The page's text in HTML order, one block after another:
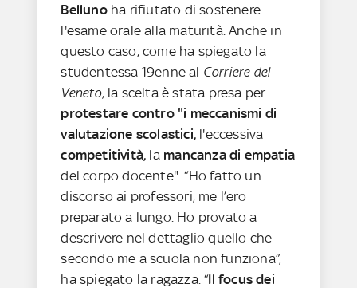
Bellunoha rifiutato di sostenere
l'esame orale alla maturità. Anche in
questo caso, come ha spiegato la
studentessa 19enne al Corriere del
Veneto, la scelta è stata presa per
protestare contro "i meccanismi di
valutazione scolastici, l'eccessiva
competitività, la mancanza di empatia
del corpo docente". “Ho fatto un
discorso ai professori, me l’ero
preparato a lungo. Ho provato a
descrivere nel dettaglio quello che
secondo me a scuola non funziona”,
ha spiegato la ragazza. “Il focus dei